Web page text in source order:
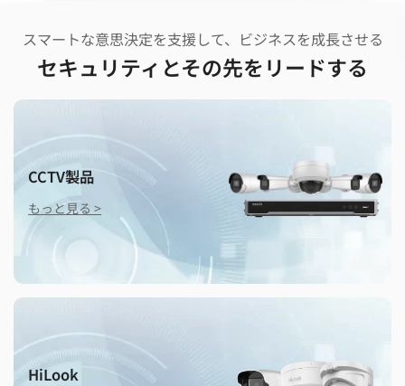
HIKVISION、熊検知AIアルゴリズム搭載カメラによる実証を支援
夏季休業のお知らせ
スマートな意思決定を支援して、ビジネスを成長させる
セキュリティとその先をリードする
CCTV製品
もっと見る >
HiLook